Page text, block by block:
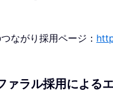
ながり採用ページ：
ァラル採用による